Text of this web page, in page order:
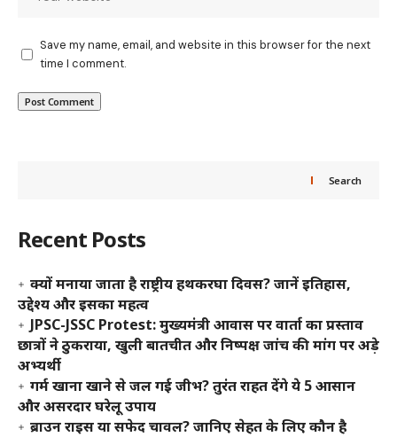
Save my name, email, and website in this browser for the next
time I comment.
Search
Recent Posts
क्यों मनाया जाता है राष्ट्रीय हथकरघा दिवस? जानें इतिहास,
उद्देश्य और इसका महत्व
JPSC-JSSC Protest: मुख्यमंत्री आवास पर वार्ता का प्रस्ताव
छात्रों ने ठुकराया, खुली बातचीत और निष्पक्ष जांच की मांग पर अड़े
अभ्यर्थी
गर्म खाना खाने से जल गई जीभ? तुरंत राहत देंगे ये 5 आसान
और असरदार घरेलू उपाय
ब्राउन राइस या सफेद चावल? जानिए सेहत के लिए कौन है